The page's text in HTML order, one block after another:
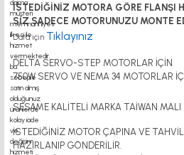
İSTEDİĞİNİZ MOTORA GÖRE FLANŞI
SİZ SADECE MOTORUNUZU MONTE
Data için Tıklayınız
DELTA SERVO-STEP MOTORLAR İÇİN
750W SERVO VE NEMA 34 MOTORLAR
SESAME KALİTELİ MARKA TAİWAN MALI
İSTEDİĞİNİZ MOTOR ÇAPINA VE
HAZIRLANIP GÖNDERİLİR.